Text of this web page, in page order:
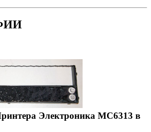
Электроника МС6313 в